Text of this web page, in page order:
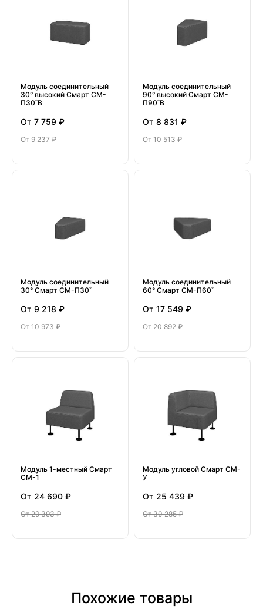
Модуль соединительный
30° высокий Смарт СМ-
П30˚В
От 7 759 ₽
От9 237 ₽
Модуль соединительный
90° высокий Смарт СМ-
П90˚В
От 8 831 ₽
От10 513 ₽
Модуль соединительный
30° Смарт СМ-П30˚
От 9 218 ₽
От10 973 ₽
Модуль соединительный
60° Смарт СМ-П60˚
От 17 549 ₽
От20 892 ₽
Модуль 1-местный Смарт
СМ-1
От 24 690 ₽
От29 393 ₽
Модуль угловой Смарт СМ-
У
От 25 439 ₽
От30 285 ₽
Похожие товары